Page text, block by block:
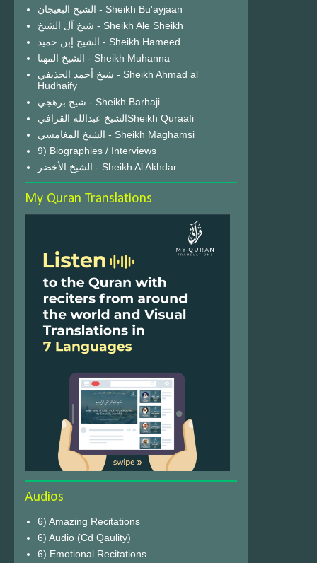
الشيخ البعيجان - Sheikh Bu'ayjaan
شيخ آل الشيخ - Sheikh Ale Sheikh
الشيخ إبن حميد - Sheikh Hameed
الشيخ المهنا - Sheikh Muhanna
شيخ أحمد الحذيفي - Sheikh Ahmad al
Hudhaify
شيخ برهجي - Sheikh Barhaji
الشيخ عبدالله القرافيSheikh Quraafi
الشيخ المغامسي - Sheikh Maghamsi
9) Biographies / Interviews
الشيخ الأخضر - Sheikh Al Akhdar
My Quran Translations
Audios
6) Amazing Recitations
6) Audio (Cd Qaulity)
6) Emotional Recitations